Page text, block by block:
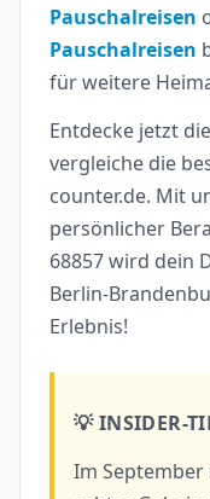
Pauschalreisen
Pauschalreisen
für weitere
Entdecke jetzt
vergleiche die
counter.de. Mit
persönlicher
68857 wird dein
Berlin-
Erlebnis!
💡 INSIDER-
Im September